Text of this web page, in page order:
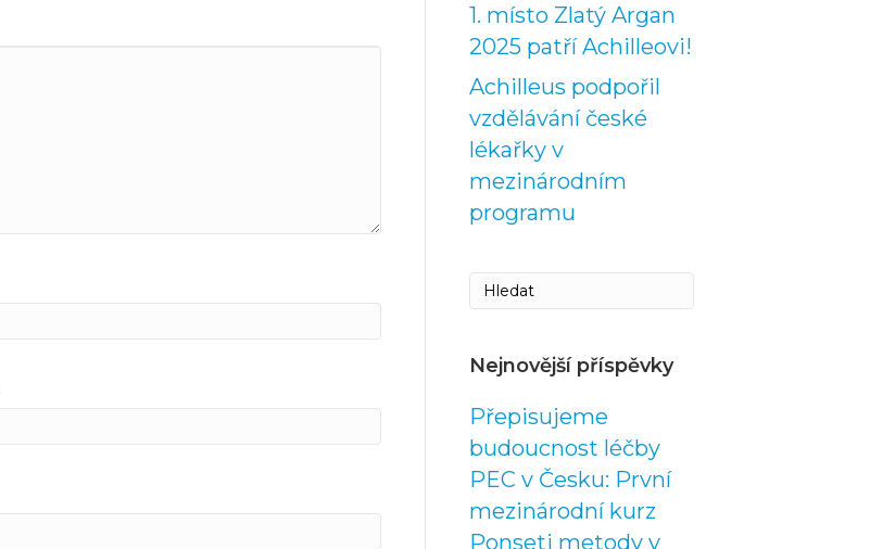
1. místo Zlatý Argan
2025 patří Achilleovi!
Achilleus podpořil
vzdělávání české
lékařky v
mezinárodním
programu
Nejnovější příspěvky
Přepisujeme
budoucnost léčby
PEC v Česku: První
mezinárodní kurz
Ponseti metody v